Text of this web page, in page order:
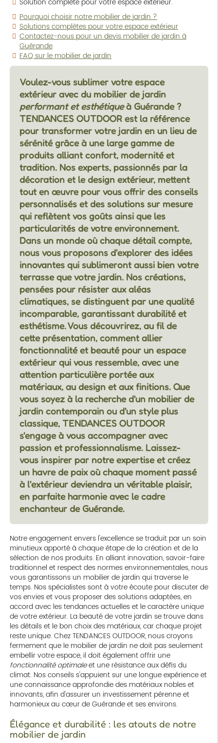
Solution complète pour votre espace extérieur.
Pourquoi choisir notre mobilier de jardin ?
Solutions complètes pour votre espace extérieur
Contactez-nous pour un devis mobilier de jardin à
Guérande
FAQ sur le mobilier de jardin
Voulez-vous sublimer votre espace
extérieur avec du mobilier de jardin
performant et esthétiqueà Guérande ?
TENDANCES OUTDOOR est la référence
pour transformer votre jardin en un lieu de
sérénité grâce à une large gamme de
produits alliant confort, modernité et
tradition. Nos experts, passionnés par la
décoration et le design extérieur, mettent
tout en œuvre pour vous offrir des conseils
personnalisés et des solutions sur mesure
qui reflètent vos goûts ainsi que les
particularités de votre environnement.
Dans un monde où chaque détail compte,
nous vous proposons d'explorer des idées
innovantes qui sublimeront aussi bien votre
terrasse que votre jardin. Nos créations,
pensées pour résister aux aléas
climatiques, se distinguent par une qualité
incomparable, garantissant durabilité et
esthétisme. Vous découvrirez, au fil de
cette présentation, comment allier
fonctionnalité et beauté pour un espace
extérieur qui vous ressemble, avec une
attention particulière portée aux
matériaux, au design et aux finitions. Que
vous soyez à la recherche d'un mobilier de
jardin contemporain ou d'un style plus
classique, TENDANCES OUTDOOR
s'engage à vous accompagner avec
passion et professionnalisme. Laissez-
vous inspirer par notre expertise et créez
un havre de paix où chaque moment passé
à l'extérieur deviendra un véritable plaisir,
en parfaite harmonie avec le cadre
enchanteur de Guérande.
Notre engagement envers l'excellence se traduit par un soin
minutieux apporté à chaque étape de la création et de la
sélection de nos produits. En alliant innovation, savoir-faire
traditionnel et respect des normes environnementales, nous
vous garantissons un mobilier de jardin qui traverse le
temps. Nos spécialistes sont à votre écoute pour discuter de
vos envies et vous proposer des solutions adaptées, en
accord avec les tendances actuelles et le caractère unique
de votre extérieur. La beauté de votre jardin se trouve dans
les détails et le bon choix des matériaux, car chaque projet
reste unique. Chez TENDANCES OUTDOOR, nous croyons
fermement que le mobilier de jardin ne doit pas seulement
embellir votre espace, il doit également offrir une
fonctionnalité optimaleet une résistance aux défis du
climat. Nos conseils s'appuient sur une longue expérience et
une connaissance approfondie des matériaux nobles et
innovants, afin d'assurer un investissement pérenne et
harmonieux au cœur de Guérande et ses environs.
Élégance et durabilité : les atouts de notre
mobilier de jardin